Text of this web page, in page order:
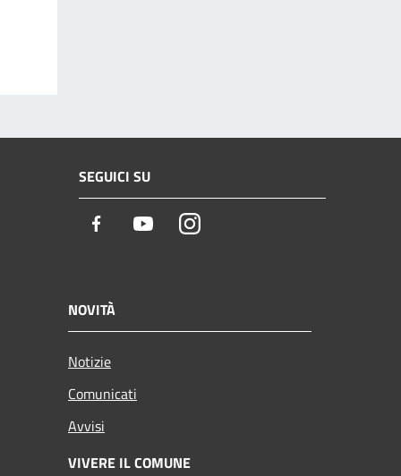
SEGUICI SU
Facebook YoutubeInstagram
NOVITÀ
Notizie
Comunicati
Avvisi
VIVERE IL COMUNE